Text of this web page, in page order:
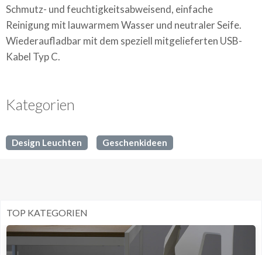
Schmutz- und feuchtigkeitsabweisend, einfache
Reinigung mit lauwarmem Wasser und neutraler Seife.
Wiederaufladbar mit dem speziell mitgelieferten USB-
Kabel Typ C.
Kategorien
Design Leuchten Geschenkideen
TOP KATEGORIEN